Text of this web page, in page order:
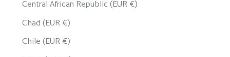
Central African Republic (EUR €)
Chad (EUR €)
Chile (EUR €)